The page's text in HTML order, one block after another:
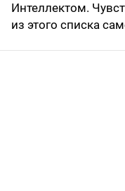
Интеллектом.
из этого списка